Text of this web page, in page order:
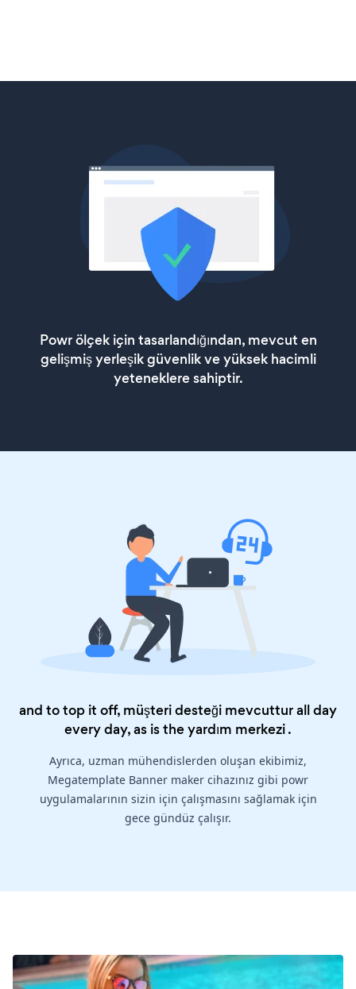
Powr ölçek için tasarlandığından, mevcut en
gelişmiş yerleşik güvenlik ve yüksek hacimli
yeteneklere sahiptir.
and to top it off, müşteri desteği mevcuttur all day
every day, as is theyardım merkezi.
Ayrıca, uzman mühendislerden oluşan ekibimiz,
Megatemplate Banner maker cihazınız gibi powr
uygulamalarının sizin için çalışmasını sağlamak için
gece gündüz çalışır.